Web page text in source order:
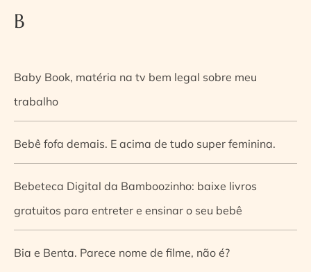
B
Baby Book, matéria na tv bem legal sobre meu
trabalho
Bebê fofa demais. E acima de tudo super feminina.
Bebeteca Digital da Bamboozinho: baixe livros
gratuitos para entreter e ensinar o seu bebê
Bia e Benta. Parece nome de filme, não é?